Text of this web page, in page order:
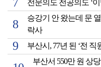
전문의도 전공의도 ‘
승강기 안 왔는데 문
락사
부산시, 77년 된 ‘전 직
부산서 550만 원 상